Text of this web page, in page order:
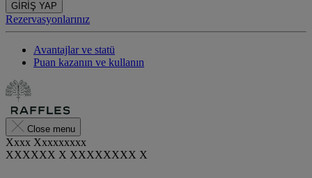
GİRİŞ YAP
Rezervasyonlarınız
Avantajlar ve statü
Puan kazanın ve kullanın
Close menu
Xxxx Xxxxxxxxx
XXXXXX X XXXXXXXX X